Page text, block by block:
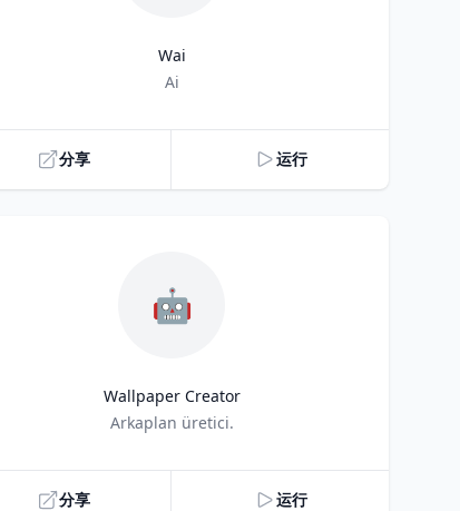
Wai
Ai
分享 运行
🤖
Wallpaper Creator
Arkaplan üretici.
分享 运行